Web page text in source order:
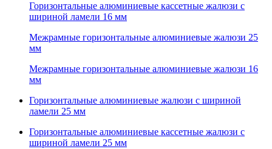
Горизонтальные алюминиевые кассетные жалюзи с
шириной ламели 16 мм
Межрамные горизонтальные алюминиевые жалюзи 25
мм
Межрамные горизонтальные алюминиевые жалюзи 16
мм
Горизонтальные алюминиевые жалюзи с шириной
ламели 25 мм
Горизонтальные алюминиевые кассетные жалюзи с
шириной ламели 25 мм